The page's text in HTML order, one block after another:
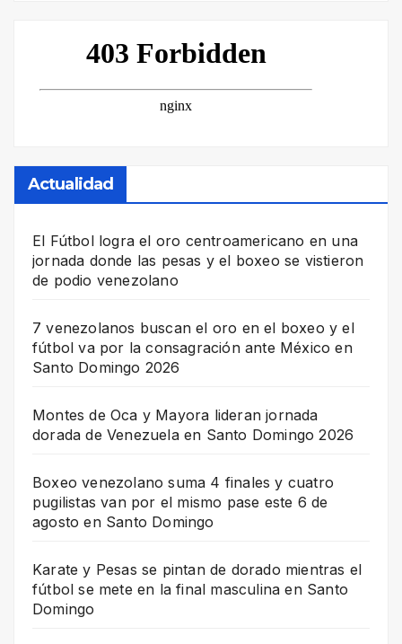
Actualidad
El Fútbol logra el oro centroamericano en una
jornada donde las pesas y el boxeo se vistieron
de podio venezolano
7 venezolanos buscan el oro en el boxeo y el
fútbol va por la consagración ante México en
Santo Domingo 2026
Montes de Oca y Mayora lideran jornada
dorada de Venezuela en Santo Domingo 2026
Boxeo venezolano suma 4 finales y cuatro
pugilistas van por el mismo pase este 6 de
agosto en Santo Domingo
Karate y Pesas se pintan de dorado mientras el
fútbol se mete en la final masculina en Santo
Domingo